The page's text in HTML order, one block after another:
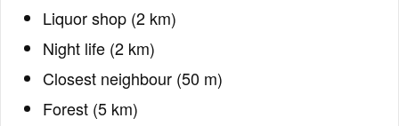
Liquor shop (2 km)
Night life (2 km)
Closest neighbour (50 m)
Forest (5 km)